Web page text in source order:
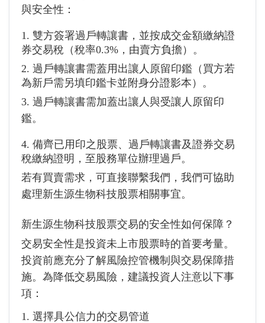
與安全性：
1. 雙方簽署過戶轉讓書，並按成交金額繳納證
券交易稅（稅率0.3%，由賣方負擔）。
2. 過戶轉讓書需蓋用出讓人原留印鑑（買方若
為新戶需另填印鑑卡並附身分證影本）。
3. 過戶轉讓書需加蓋出讓人與受讓人原留印
鑑。
4. 備齊已用印之股票、過戶轉讓書及證券交易
稅繳納證明，至股務單位辦理過戶。
若有買賣需求，可直接聯繫我們，我們可協助
處理新生源生物科技股票相關事宜。
新生源生物科技股票交易的安全性如何保障？
交易安全性是投資未上市股票時的首要考量。
投資前應充分了解風險控管機制與交易保障措
施。為降低交易風險，建議投資人注意以下事
項：
1. 選擇具公信力的交易管道